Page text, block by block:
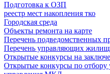
Подготовка к ОЗП
реестр мест накопления тко
Городская среда
Объекты ремонта на карте
Перечень подведомственных
Перечень управляющих
Открытые конкурсы на
Открытые конкурсы по